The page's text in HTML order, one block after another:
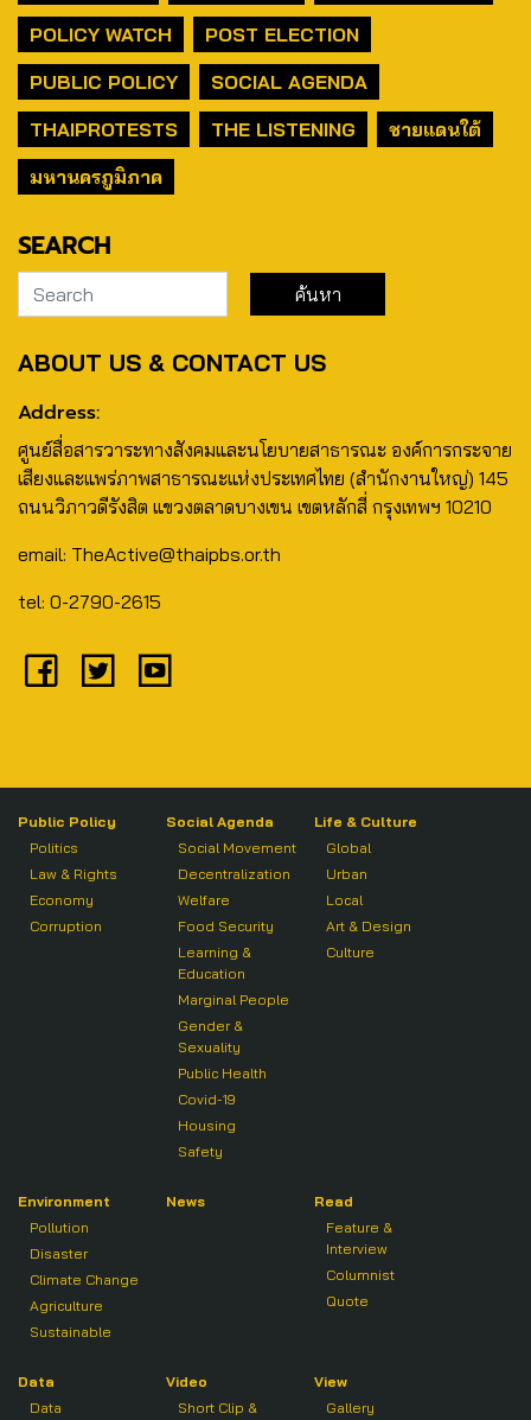
POLICY WATCH
POST ELECTION
PUBLIC POLICY
SOCIAL AGENDA
THAIPROTESTS
THE LISTENING
ชายแดนใต้
มหานครภูมิภาค
SEARCH
ABOUT US & CONTACT US
Address:
ศูนย์สื่อสารวาระทางสังคมและนโยบายสาธารณะ องค์การกระจาย
เสียงและแพร่ภาพสาธารณะแห่งประเทศไทย (สำนักงานใหญ่) 145
ถนนวิภาวดีรังสิต แขวงตลาดบางเขน เขตหลักสี่ กรุงเทพฯ 10210
email: TheActive@thaipbs.or.th
tel: 0-2790-2615
Public Policy
Politics
Law & Rights
Economy
Corruption
Social Agenda
Social Movement
Decentralization
Welfare
Food Security
Learning &
Education
Marginal People
Gender &
Sexuality
Public Health
Covid-19
Housing
Safety
Life & Culture
Global
Urban
Local
Art & Design
Culture
Environment
Pollution
Disaster
Climate Change
Agriculture
Sustainable
News
Read
Feature &
Interview
Columnist
Quote
Data
Data
Video
Short Clip &
View
Gallery